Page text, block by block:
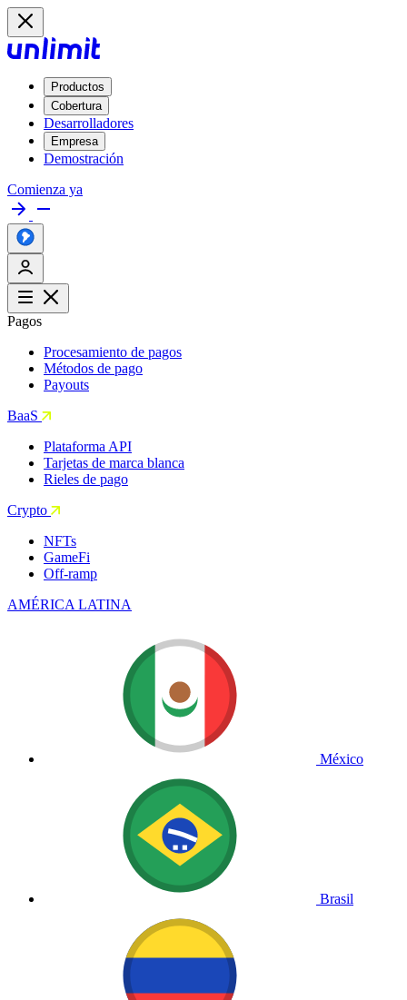
Productos
Cobertura
Desarrolladores
Empresa
Demostración
Comienza ya
Pagos
Procesamiento de pagos
Métodos de pago
Payouts
BaaS
Plataforma API
Tarjetas de marca blanca
Rieles de pago
Crypto
NFTs
GameFi
Off-ramp
AMÉRICA LATINA
México
Brasil